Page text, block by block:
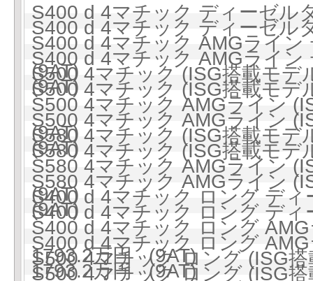
S400 d 4マチック ディーゼ
S400 d 4マチック ディーゼ
S400 d 4マチック AMGライ
(9AT)
S400 d 4マチック AMGライ
(9AT)
S500 4マチック (ISG搭載モ
S500 4マチック (ISG搭載モ
S500 4マチック AMGライン
(9AT)
S500 4マチック AMGライン
(9AT)
S580 4マチック (ISG搭載モ
S580 4マチック (ISG搭載モ
S580 4マチック AMGライン
(9AT)
S580 4マチック AMGライン
(9AT)
S400 d 4マチック ロング デ
S400 d 4マチック ロング デ
S400 d 4マチック ロング
1793.2万円 (9AT)
S400 d 4マチック ロング
1793.2万円 (9AT)
S500 4マチック ロング (ISG
S500 4マチック ロング (ISG